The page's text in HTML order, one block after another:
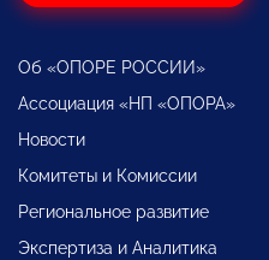
Об «ОПОРЕ РОССИИ»
Ассоциация «НП «ОПОРА»
Новости
Комитеты и Комиссии
Региональное развитие
Экспертиза и Аналитика